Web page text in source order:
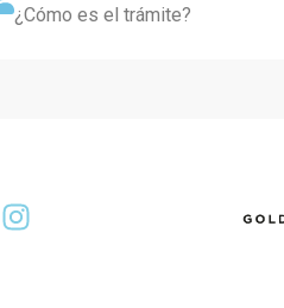
¿Cómo es el trámite?